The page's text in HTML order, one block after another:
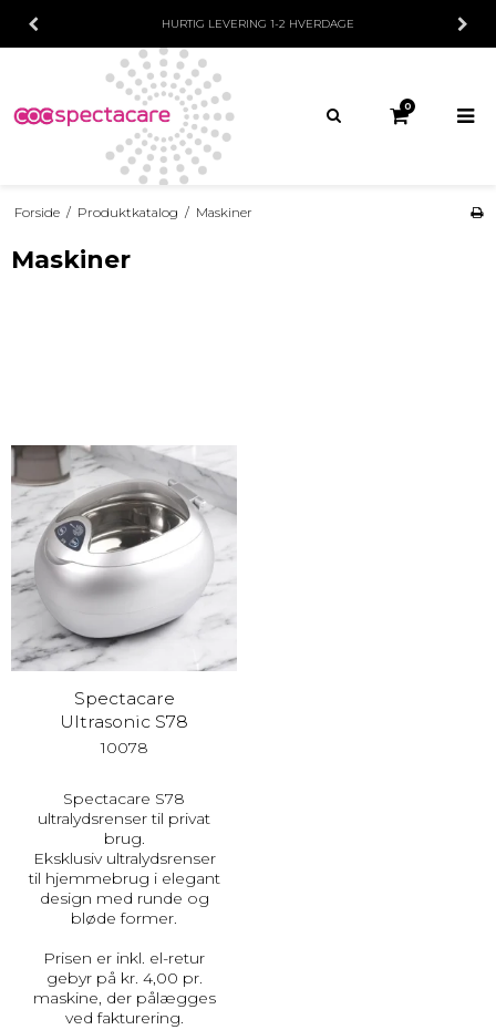
HURTIG LEVERING 1-2 HVERDAGE
0
Forside / Produktkatalog / Maskiner
Maskiner
Spectacare
Ultrasonic S78
10078
Spectacare S78
ultralydsrenser til privat
brug.
Eksklusiv ultralydsrenser
til hjemmebrug i elegant
design med runde og
bløde former.
Prisen er inkl. el-retur
gebyr på kr. 4,00 pr.
maskine, der pålægges
ved fakturering.